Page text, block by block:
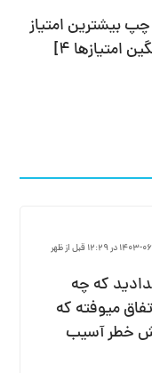
بیشترین امتیاز
امتیازها 4
]
در 12:29 قبل از ظهر
که چه
میوفته که
خطر آسیب